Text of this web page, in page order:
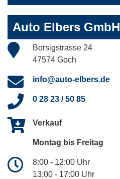
Auto Elbers GmbH
Borsigstrasse 24
47574 Goch
info@auto-elbers.de
0 28 23 / 50 85
Verkauf
Montag bis Freitag
8:00 - 12:00 Uhr
13:00 - 17:00 Uhr